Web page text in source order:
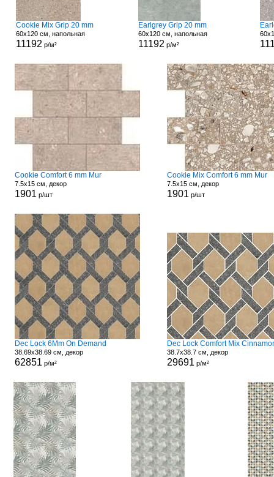
Cookie Mix Grip 20 mm
60x120 см, напольная
11192 р/м²
Earlgrey Grip 20 mm
60x120 см, напольная
11192 р/м²
Cookie Comfort 6 mm Mur
7.5x15 см, декор
1901 р/шт
Cookie Mix Comfort 6 mm Mur
7.5x15 см, декор
1901 р/шт
Dec Lock 6Mm On Demand
38.69x38.69 см, декор
62851 р/м²
38.7x38.7 см, декор
29691 р/м²